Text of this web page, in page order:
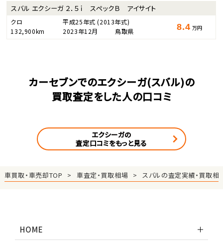
スバル エクシーガ ２．５ｉ スペックＢ アイサイト
クロ 平成25年式(2013年式)
132,900km
2023年12月 鳥取県 8.4 万円
カーセブンでのエクシーガ(スバル)の
買取査定をした人の口コミ
エクシーガの
査定口コミをもっと見る
車買取・車売却TOP 車査定・買取相場 スバルの査定実績・買取相
HOME